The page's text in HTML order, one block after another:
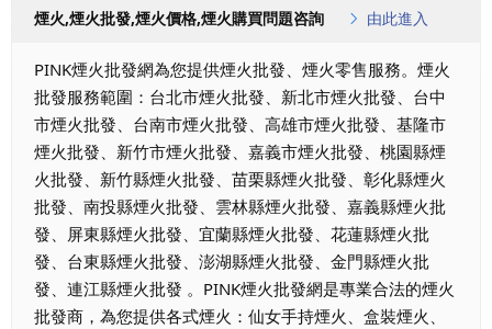
煙火,煙火批發,煙火價格,煙火購買問題咨詢 由此進入
PINK煙火批發網為您提供煙火批發、煙火零售服務。煙火
批發服務範圍：台北市煙火批發、新北市煙火批發、台中
市煙火批發、台南市煙火批發、高雄市煙火批發、基隆市
煙火批發、新竹市煙火批發、嘉義市煙火批發、桃園縣煙
火批發、新竹縣煙火批發、苗栗縣煙火批發、彰化縣煙火
批發、南投縣煙火批發、雲林縣煙火批發、嘉義縣煙火批
發、屏東縣煙火批發、宜蘭縣煙火批發、花蓮縣煙火批
發、台東縣煙火批發、澎湖縣煙火批發、金門縣煙火批
發、連江縣煙火批發 。PINK煙火批發網是專業合法的煙火
批發商，為您提供各式煙火：仙女手持煙火、盒裝煙火、